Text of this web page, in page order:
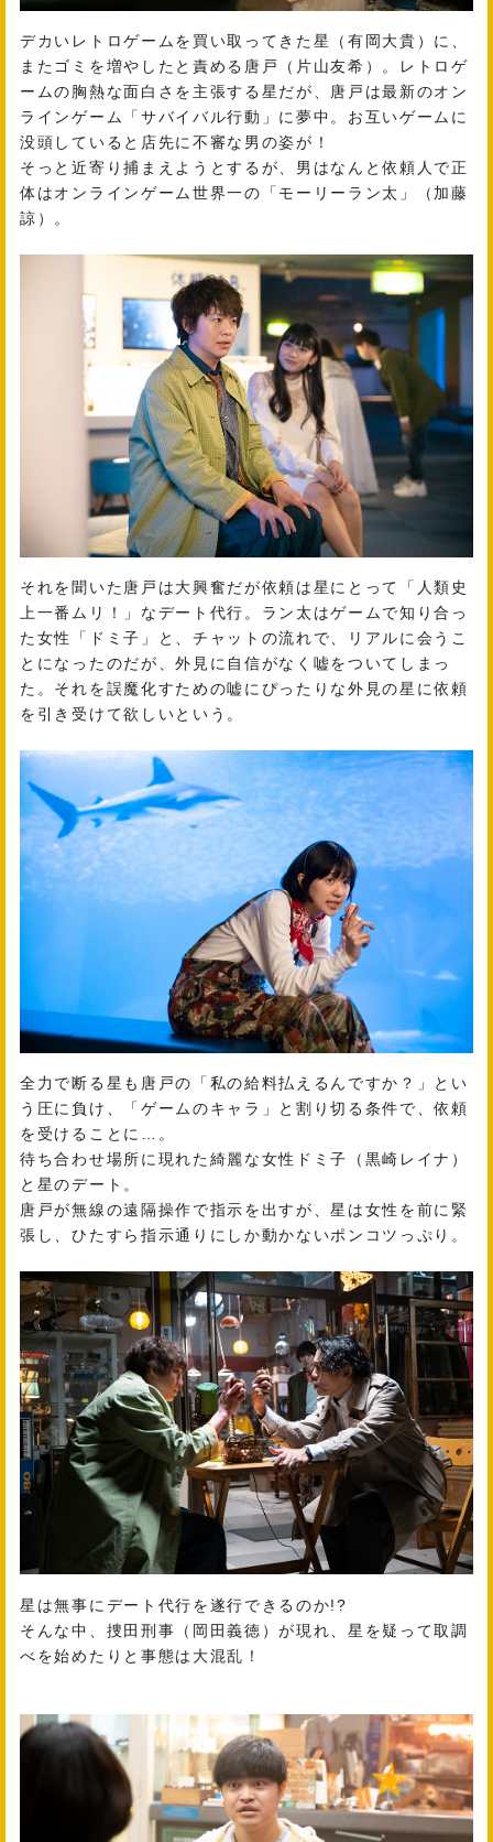
デカいレトロゲームを買い取ってきた星（有岡大貴）に、
またゴミを増やしたと責める唐戸（片山友希）。レトロゲ
ームの胸熱な面白さを主張する星だが、唐戸は最新のオン
ラインゲーム「サバイバル行動」に夢中。お互いゲームに
没頭していると店先に不審な男の姿が！
そっと近寄り捕まえようとするが、男はなんと依頼人で正
体はオンラインゲーム世界一の「モーリーラン太」（加藤
諒）。
それを聞いた唐戸は大興奮だが依頼は星にとって「人類史
上一番ムリ！」なデート代行。ラン太はゲームで知り合っ
た女性「ドミ子」と、チャットの流れで、リアルに会うこ
とになったのだが、外見に自信がなく嘘をついてしまっ
た。それを誤魔化すための嘘にぴったりな外見の星に依頼
を引き受けて欲しいという。
全力で断る星も唐戸の「私の給料払えるんですか？」とい
う圧に負け、「ゲームのキャラ」と割り切る条件で、依頼
を受けることに…。
待ち合わせ場所に現れた綺麗な女性ドミ子（黒崎レイナ）
と星のデート。
唐戸が無線の遠隔操作で指示を出すが、星は女性を前に緊
張し、ひたすら指示通りにしか動かないポンコツっぷり。
星は無事にデート代行を遂行できるのか!?
そんな中、捜田刑事（岡田義徳）が現れ、星を疑って取調
べを始めたりと事態は大混乱！